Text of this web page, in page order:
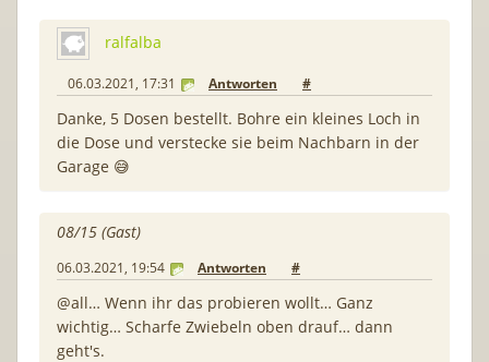
ralfalba
06.03.2021, 17:31 Antworten #
Danke, 5 Dosen bestellt. Bohre ein kleines Loch in
die Dose und verstecke sie beim Nachbarn in der
Garage 😅
08/15 (Gast)
06.03.2021, 19:54 Antworten #
@all… Wenn ihr das probieren wollt… Ganz
wichtig… Scharfe Zwiebeln oben drauf… dann
geht's.